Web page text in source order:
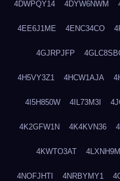
4DWPQY14 4DYW6NWM
4EE6J1ME 4ENC34CO
4GJRPJFP
4H5VY3Z1 4HCW1AJA
4I5H850W 4IL73M3I
4K2GFW1N 4K4KVN36
4KWTO3AT
4NOFJHTI 4NRBYMY1